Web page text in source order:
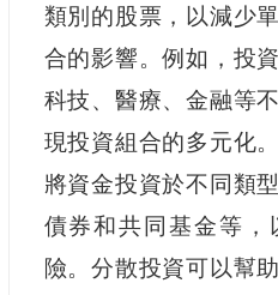
類別的股票，以減少
合的影響。例如，投
科技、醫療、金融等
現投資組合的多元化
將資金投資於不同類
債券和共同基金等，
險。分散投資可以幫